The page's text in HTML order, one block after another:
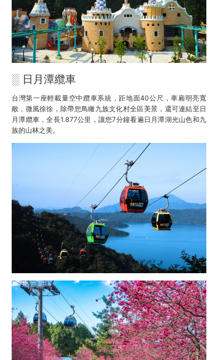
░ 日月潭纜車
台灣第一座輕載量空中纜車系統，距地面40公尺，車廂明亮寬
敞，微風徐徐，除帶您鳥瞰九族文化村全區美景，還可連結至日
月潭纜車，全長1.877公里，讓您7分鐘看遍日月潭湖光山色和九
族的山林之美。